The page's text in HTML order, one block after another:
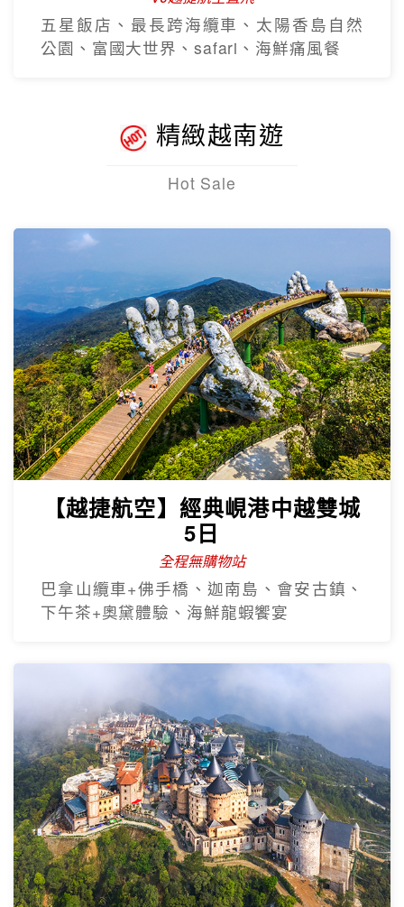
五星飯店、最長跨海纜車、太陽香島自然
公園、富國大世界、safari、海鮮痛風餐
精緻越南遊
Hot Sale
【越捷航空】經典峴港中越雙城
5日
全程無購物站
巴拿山纜車+佛手橋、迦南島、會安古鎮、
下午茶+奧黛體驗、海鮮龍蝦饗宴